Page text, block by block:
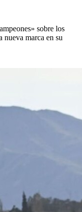
sobre los
nueva marca en su